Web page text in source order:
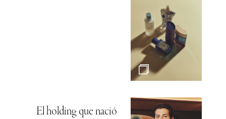
El holding que nació